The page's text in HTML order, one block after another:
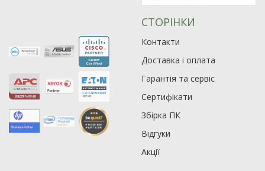
СТОРІНКИ
Контакти
Доставка і оплата
Гарантія та сервіс
Сертифікати
Збірка ПК
Відгуки
Акції